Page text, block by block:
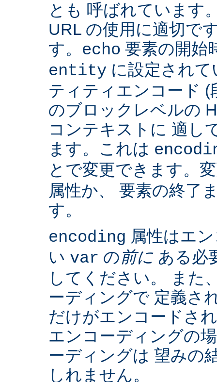
とも 呼ばれています
URL の使用に適切で
す。 echo 要素の開始
entity に設定され
ティティエンコード
のブロックレベルの
コンテキストに 適し
ます。これは
とで変更できます。
属性か、 要素の終了
す。
encoding 属性はエ
い var の前に ある必
してください。 また
ーディングで 定義さ
だけがエンコードさ
エンコーディングの
ーディングは 望みの
しれません。